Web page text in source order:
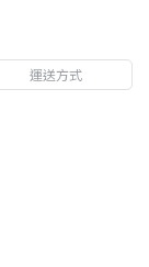
運送方式